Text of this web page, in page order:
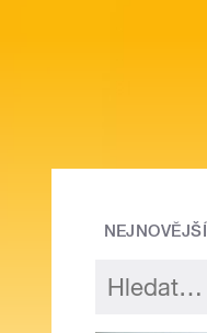
NEJNOVĚJŠÍ